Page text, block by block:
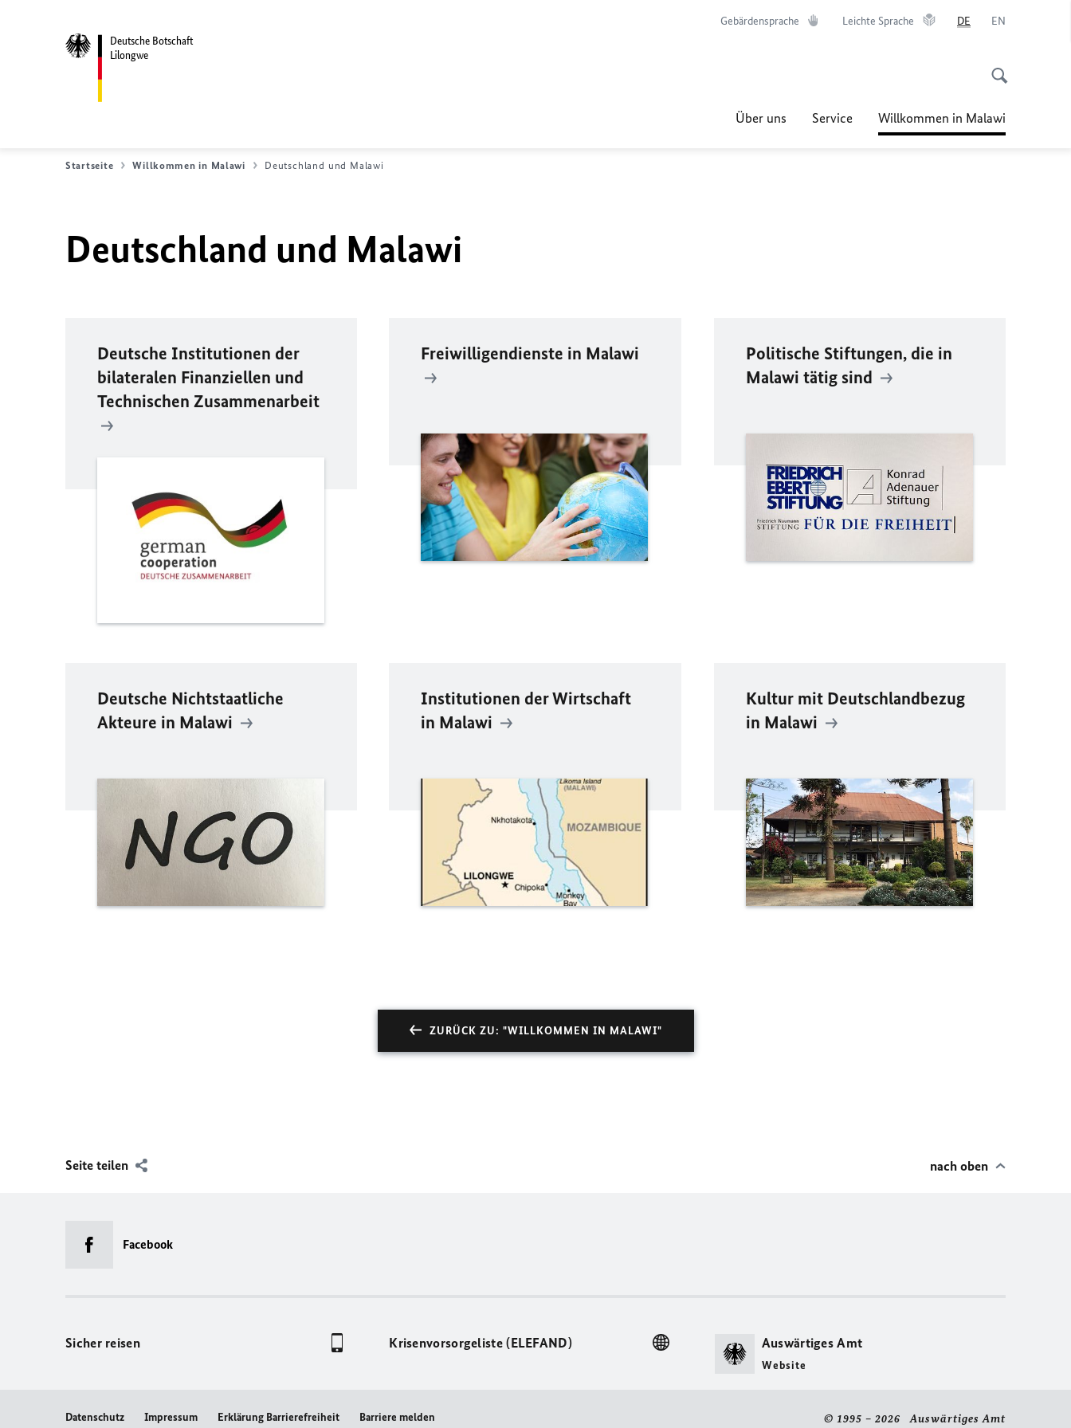
Deutsche Botschaft
Lilongwe
Gebärdensprache Leichte Sprache DE EN
Über uns Service Willkommen in Malawi
Startseite Willkommen in Malawi Deutschland und Malawi
Deutschland und Malawi
Deutsche Institutionen der
bilateralen Finanziellen und
Technischen Zusammenarbeit
Freiwilligendienste in Malawi
Politische Stiftungen, die in
Malawi tätig sind
Deutsche Nichtstaatliche
Akteure in Malawi
Institutionen der Wirtschaft
in Malawi
Kultur mit Deutschlandbezug
in Malawi
ZURÜCK ZU: "WILLKOMMEN IN MALAWI"
Seite teilen nach oben
Facebook
Sicher reisen Krisenvorsorgeliste (ELEFAND) Auswärtiges Amt
Website
Datenschutz Impressum Erklärung Barrierefreiheit Barriere melden © 1995 – 2026 Auswärtiges Amt